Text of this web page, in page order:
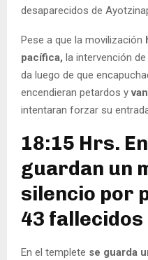
desaparecidos de
Pese a que la movilización
pacífica, la intervención
da luego de que
encendieran petardos y
intentaran forzar su
18:15 Hrs.
guardan un
silencio por
43 fallecidos
En el templete se guarda